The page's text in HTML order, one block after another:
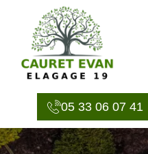
05 33 06 07 41